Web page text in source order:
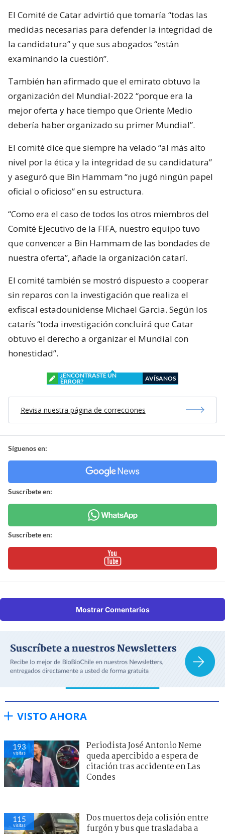
El Comité de Catar advirtió que tomaría “todas las
medidas necesarias para defender la integridad de
la candidatura” y que sus abogados “están
examinando la cuestión”.
También han afirmado que el emirato obtuvo la
organización del Mundial-2022 “porque era la
mejor oferta y hace tiempo que Oriente Medio
debería haber organizado su primer Mundial”.
El comité dice que siempre ha velado “al más alto
nivel por la ética y la integridad de su candidatura”
y aseguró que Bin Hammam “no jugó ningún papel
oficial o oficioso” en su estructura.
“Como era el caso de todos los otros miembros del
Comité Ejecutivo de la FIFA, nuestro equipo tuvo
que convencer a Bin Hammam de las bondades de
nuestra oferta”, añade la organización catarí.
El comité también se mostró dispuesto a cooperar
sin reparos con la investigación que realiza el
exfiscal estadounidense Michael Garcia. Según los
catarís “toda investigación concluirá que Catar
obtuvo el derecho a organizar el Mundial con
honestidad”.
¿ENCONTRASTE UN
ERROR?
AVÍSANOS
Revisa nuestra página de correcciones
Síguenos en:
Suscríbete en:
Suscríbete en:
Mostrar Comentarios
VISTO AHORA
193
visitas
Periodista José Antonio Neme
queda apercibido a espera de
citación tras accidente en Las
Condes
115
visitas
Dos muertos deja colisión entre
furgón y bus que trasladaba a